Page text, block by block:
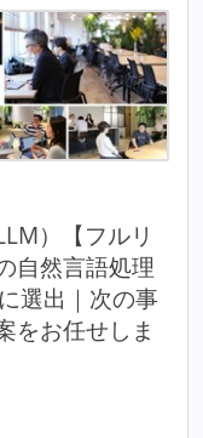
）【フルリ
自然言語処理
選出｜次の事
をお任せしま